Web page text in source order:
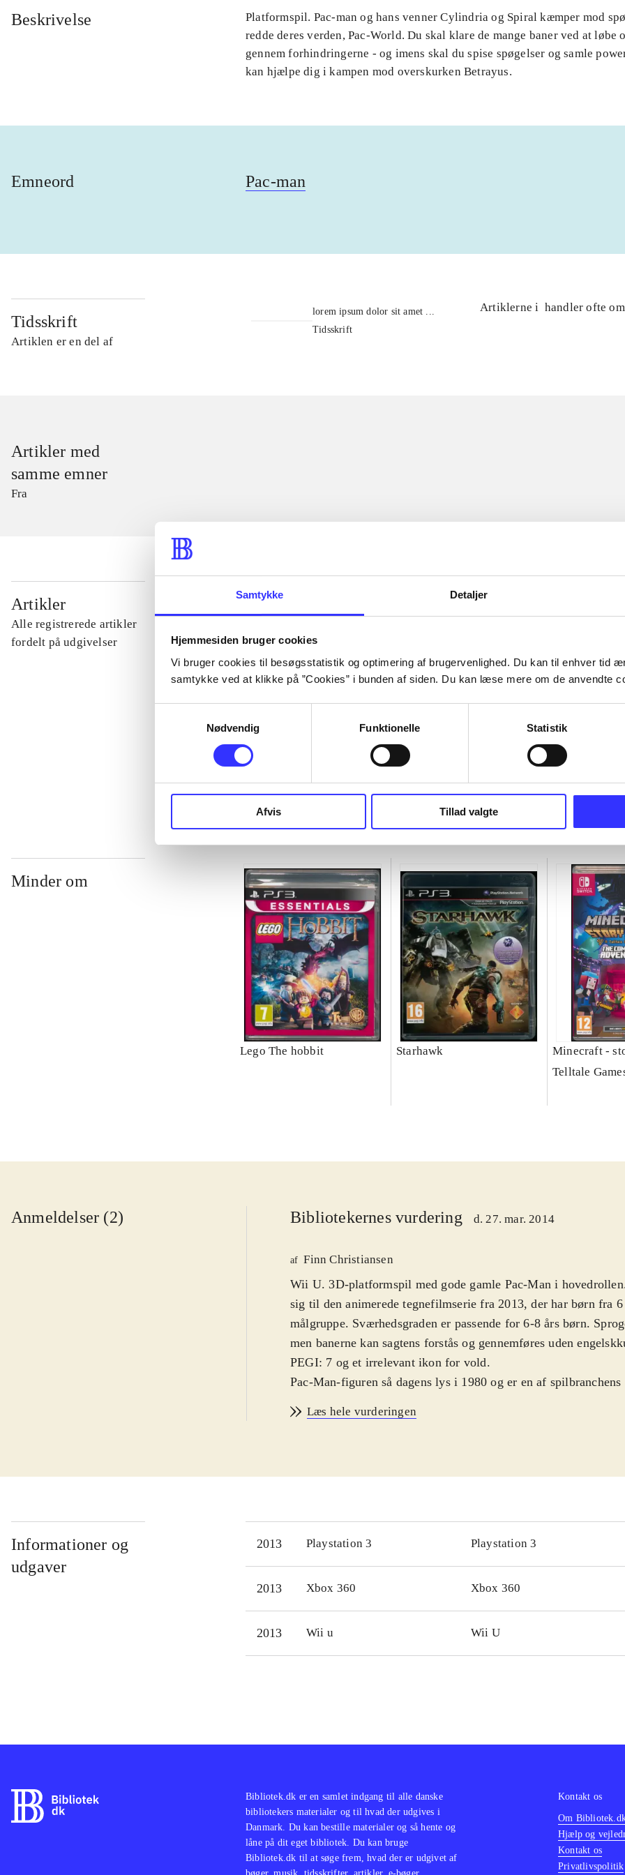
Samtykke Detaljer
Hjemmesiden bruger cookies
Vi bruger cookies til besøgsstatistik og optimering af brugervenlighed. Du kan til enhver tid
samtykke ved at klikke på ”Cookies” i bunden af siden. Du kan læse mere om de anvendte
Nødvendig
Funktionelle Statistik
Afvis Tillad valgte
Beskrivelse
Platformspil. Pac-man og hans venner Cylindria og Spiral kæmper mod
redde deres verden, Pac-World. Du skal klare de mange baner ved at løbe
gennem forhindringerne - og imens skal du spise spøgelser og samle
kan hjælpe dig i kampen mod overskurken Betrayus.
Emneord Pac-man
Tidsskrift
Artiklen er en del af
lorem ipsum dolor sit amet ...
Tidsskrift
Artiklerne i handler ofte om
Artikler med
samme emner
Fra
Artikler
Alle registrerede artikler
fordelt på udgivelser
...
...
...
...
Minder om
Lego The hobbit Starhawk
Minecraft -
Telltale
Anmeldelser (2) Bibliotekernes vurdering d. 27. mar. 2014
af Finn Christiansen
Wii U. 3D-platformspil med gode gamle Pac-Man i
sig til den animerede tegnefilmserie fra 2013, der har børn fra 6
målgruppe. Sværhedsgraden er passende for 6-8 års børn.
men banerne kan sagtens forstås og gennemføres uden
PEGI: 7 og et irrelevant ikon for vold.
Pac-Man-figuren så dagens lys i 1980 og er en af
kendt af stort set alle aldre - og Pac-Man findes sågar på
Seriens anden sæson er netop startet i USA, hvilket antyder
lever. Pac-World trues af invaderende spøgelser, og så er det
Pac-Man, at redde Pac-World. Banerne er opdelt i temaer, fx
fans vil nok blive lidt skuffede
SpongeBob SquarePants - Plankton's Robotic Revenge er et
Læs hele vurderingen
Informationer og
udgaver
2013 Playstation 3 Playstation 3
2013 Xbox 360 Xbox 360
2013 Wii u Wii U
Bibliotek.dk er en samlet indgang til alle danske
bibliotekers materialer og til hvad der udgives i
Danmark. Du kan bestille materialer og så hente og
låne på dit eget bibliotek. Du kan bruge
Bibliotek.dk til at søge frem, hvad der er udgivet af
Kontakt os
Om
Hjælp og
Kontakt os
Privatlivspolitik